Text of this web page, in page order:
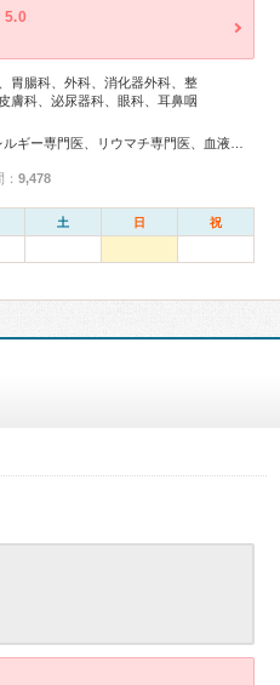
5.0
胃腸科、外科、消化器外科、整
膚科、泌尿器科、眼科、耳鼻咽
専門医、肝臓専門医、消化器内視鏡専門医、泌尿器科専門医、透析専門医、頭痛専門医、てんかん専門医、整形外科専門医、眼科専門医、産婦人科専門医、小児科専門医、小児神経専門医、老年病専門医、がん治療認定医
9,478
土 日 祝